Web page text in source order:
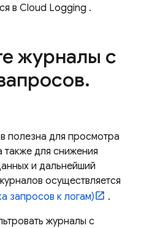
в Cloud Logging .
журналы с
.
полезна для просмотра
также для снижения
и дальнейший
осуществляется
запросов к логам)
.
журналы с